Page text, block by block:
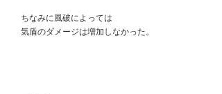
ちなみに風破によっては
気盾のダメージは増加しなかった。